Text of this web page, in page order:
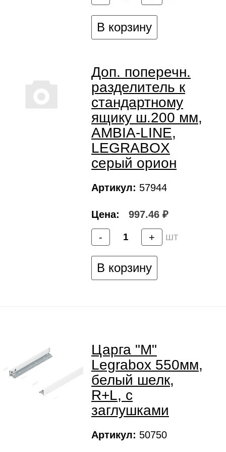
В корзину
Доп. поперечн.
разделитель к
стандартному
ящику ш.200 мм,
AMBIA-LINE,
LEGRABOX
серый орион
Артикул: 57944
Цена: 997.46 ₽
- + шт
В корзину
Царга "M"
Legrabox 550мм,
белый шелк,
R+L, с
заглушками
Артикул: 50750